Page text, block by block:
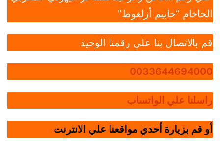
الحاخام “حاييم أزلغوط”
قم بالاتصال بنا علي رقمنا الوحيد
0033644694000
راسلنا علي الواتساب
أو قم بزيارة أحدي مواقعنا علي الانترنت